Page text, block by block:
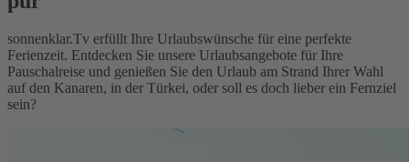
sonnenklar.Tv erfüllt Ihre Urlaubswünsche für eine perfekte
Ferienzeit. Entdecken Sie unsere Urlaubsangebote für Ihre
Pauschalreise und genießen Sie den Urlaub am Strand Ihrer Wahl
auf den Kanaren, in der Türkei, oder soll es doch lieber ein Fernziel
sein?